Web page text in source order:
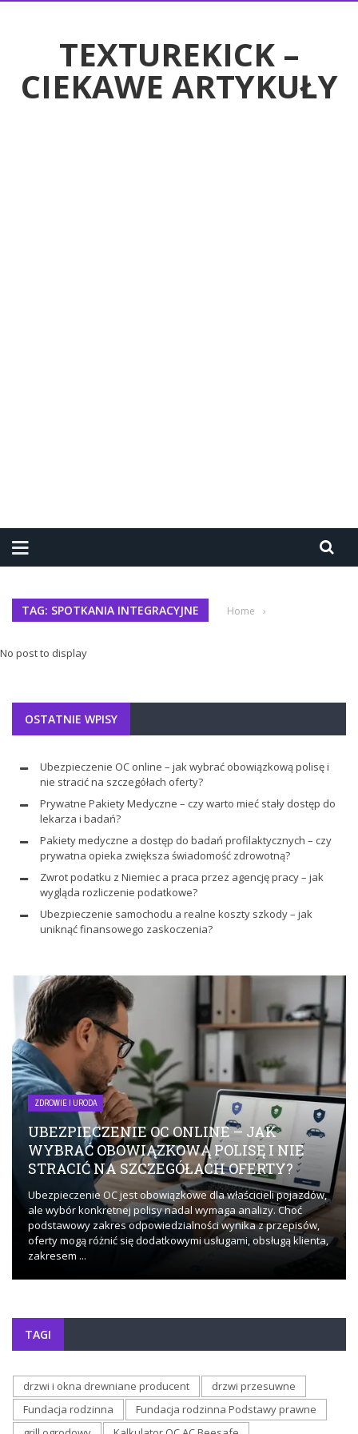
TEXTUREKICK –
CIEKAWE ARTYKUŁY
TAG: SPOTKANIA INTEGRACYJNE Home ›
No post to display
OSTATNIE WPISY
Ubezpieczenie OC online – jak wybrać obowiązkową polisę i
nie stracić na szczegółach oferty?
Prywatne Pakiety Medyczne – czy warto mieć stały dostęp do
lekarza i badań?
Pakiety medyczne a dostęp do badań profilaktycznych – czy
prywatna opieka zwiększa świadomość zdrowotną?
Zwrot podatku z Niemiec a praca przez agencję pracy – jak
wygląda rozliczenie podatkowe?
Ubezpieczenie samochodu a realne koszty szkody – jak
uniknąć finansowego zaskoczenia?
ZDROWIE I URODA
UBEZPIECZENIE OC ONLINE – JAK
WYBRAĆ OBOWIĄZKOWĄ POLISĘ I NIE
STRACIĆ NA SZCZEGÓŁACH OFERTY?
Ubezpieczenie OC jest obowiązkowe dla właścicieli pojazdów,
ale wybór konkretnej polisy nadal wymaga analizy. Choć
podstawowy zakres odpowiedzialności wynika z przepisów,
oferty mogą różnić się dodatkowymi usługami, obsługą klienta,
zakresem ...
TAGI
drzwi i okna drewniane producent
drzwi przesuwne
Fundacja rodzinna
Fundacja rodzinna Podstawy prawne